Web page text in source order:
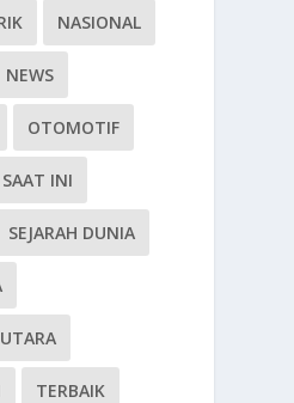
NASIONAL
NEWS
OTOMOTIF
SAAT INI
SEJARAH DUNIA
TERBAIK